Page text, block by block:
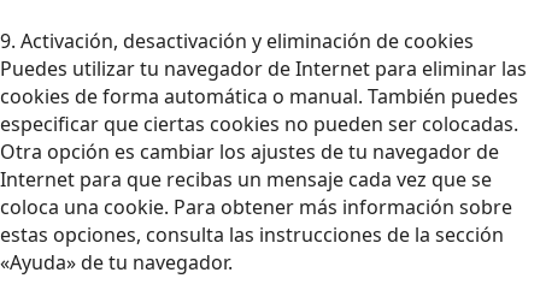
9. Activación, desactivación y eliminación de cookies
Puedes utilizar tu navegador de Internet para eliminar las
cookies de forma automática o manual. También puedes
especificar que ciertas cookies no pueden ser colocadas.
Otra opción es cambiar los ajustes de tu navegador de
Internet para que recibas un mensaje cada vez que se
coloca una cookie. Para obtener más información sobre
estas opciones, consulta las instrucciones de la sección
«Ayuda» de tu navegador.